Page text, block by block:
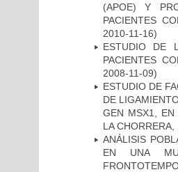
(APOE) Y
PACIENTES
2010-11-16)
ESTUDIO DE
PACIENTES
2008-11-09)
ESTUDIO DE
DE
GEN MSX1, EN
LA
ANÁLISIS
EN UNA